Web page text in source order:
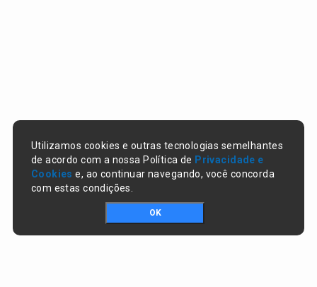
Utilizamos cookies e outras tecnologias semelhantes
de acordo com a nossa Política de Privacidade e
Cookies e, ao continuar navegando, você concorda
com estas condições.
OK